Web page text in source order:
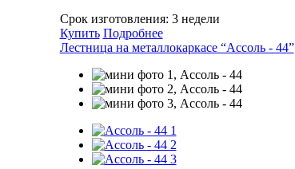
Срок изготовления: 3 недели
Купить Подробнее
Лестница на металлокаркасе “Ассоль - 44”